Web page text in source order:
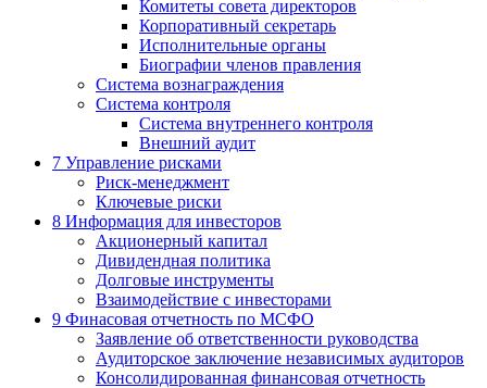
Комитеты совета директоров
Корпоративный секретарь
Исполнительные органы
Биографии членов правления
Система вознаграждения
Система контроля
Система внутреннего контроля
Внешний аудит
7 Управление рисками
Риск-менеджмент
Ключевые риски
8 Информация для инвесторов
Акционерный капитал
Дивидендная политика
Долговые инструменты
Взаимодействие с инвеcторами
9 Финасовая отчетность по МСФО
Заявление об ответственности руководства
Аудиторское заключение независимых аудиторов
Консолидированная финансовая отчетность